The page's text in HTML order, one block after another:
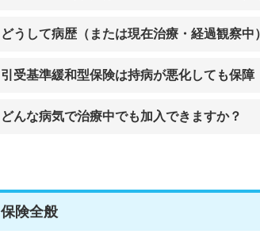
どうして病歴（または現在治療・経過観察
引受基準緩和型保険は持病が悪化しても保障
どんな病気で治療中でも加入できますか？
保険全般